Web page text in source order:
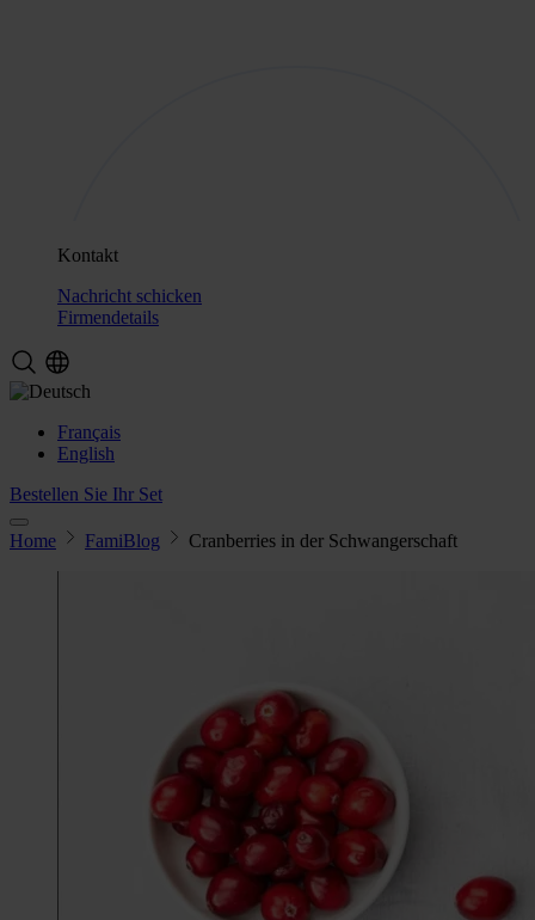
Kontakt
Nachricht schicken
Firmendetails
Français
English
Bestellen Sie Ihr Set
Home FamiBlog Cranberries in der Schwangerschaft